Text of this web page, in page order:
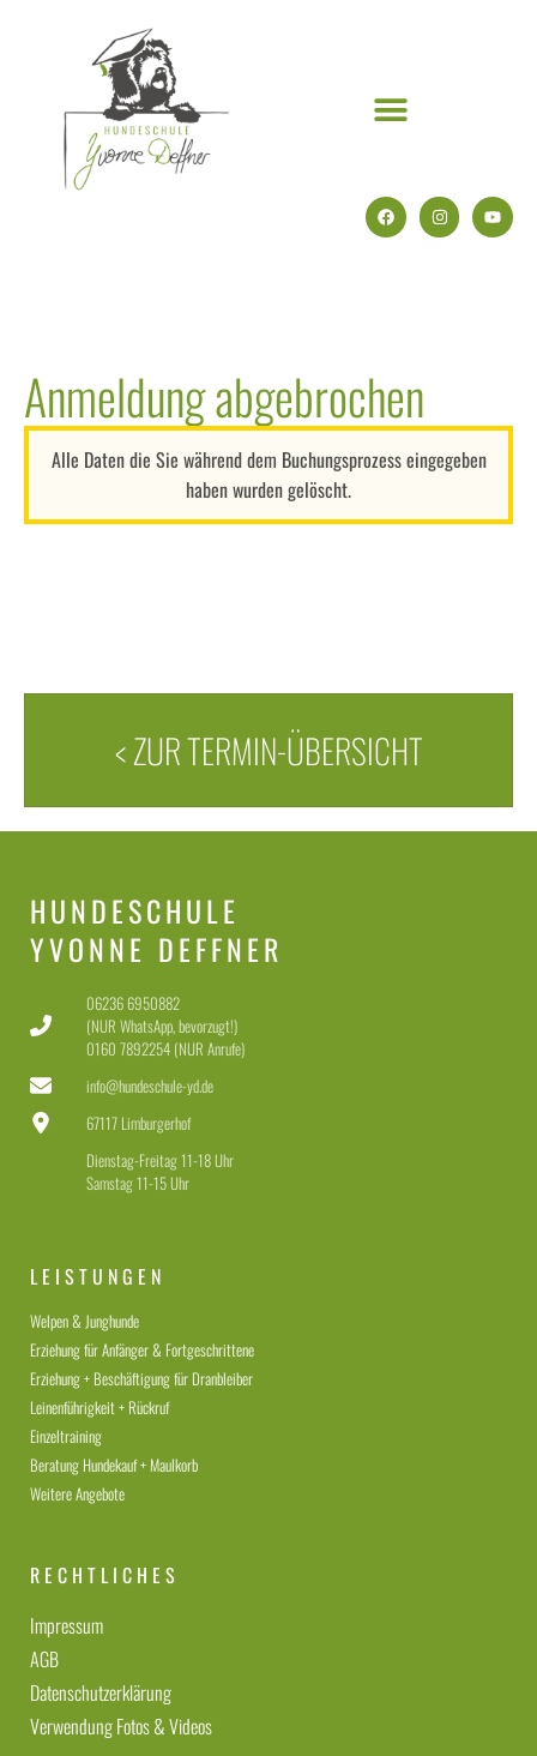
Anmeldung abgebrochen
Alle Daten die Sie während dem Buchungsprozess eingegeben
haben wurden gelöscht.
< ZUR TERMIN-ÜBERSICHT
HUNDESCHULE
YVONNE DEFFNER
06236 6950882
(NUR WhatsApp, bevorzugt!)
0160 7892254 (NUR Anrufe)
info@hundeschule-yd.de
67117 Limburgerhof
Dienstag-Freitag 11-18 Uhr
Samstag 11-15 Uhr
LEISTUNGEN
Welpen & Junghunde
Erziehung für Anfänger & Fortgeschrittene
Erziehung + Beschäftigung für Dranbleiber
Leinenführigkeit + Rückruf
Einzeltraining
Beratung Hundekauf + Maulkorb
Weitere Angebote
RECHTLICHES
Impressum
AGB
Datenschutzerklärung
Verwendung Fotos & Videos